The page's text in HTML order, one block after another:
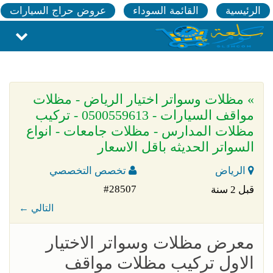
الرئيسية القائمة السوداء عروض حراج السيارات
» مظلات وسواتر اختيار الرياض - مظلات
مواقف السيارات - 0500559613 - تركيب
مظلات المدارس - مظلات جامعات - انواع
السواتر الحديثه باقل الاسعار
الرياض
تخصص التخصصي
قبل 2 سنة
#28507
← التالي
معرض مظلات وسواتر الاختيار
الاول تركيب مظلات مواقف